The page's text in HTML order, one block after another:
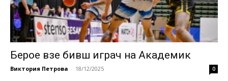
Берое взе бивш играч на Академик
Виктория Петрова - 18/12/2025 0